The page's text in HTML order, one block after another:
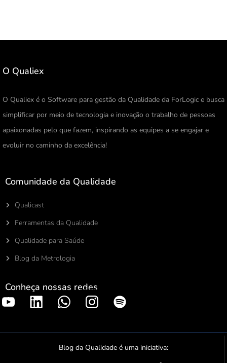
O Qualiex
O Qualiex é o Software para gestão da Qualidade da ForLogic e busca
simplificar por meio de tecnologia e inovação o trabalho de pessoas
apaixonadas pelo que fazem, inspirando as equipes a se engajar e
evoluir no caminho da excelência!
Comunidade da Qualidade
Qualicast
Ferramentas da Qualidade
Qualidade para Saúde
Blog da Metrologia
Conheça nossas redes
S
o
t
Blog da Qualidade é uma iniciativa: